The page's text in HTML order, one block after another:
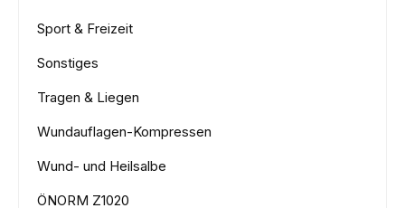
Sport & Freizeit
Sonstiges
Tragen & Liegen
Wundauflagen-Kompressen
Wund- und Heilsalbe
ÖNORM Z1020